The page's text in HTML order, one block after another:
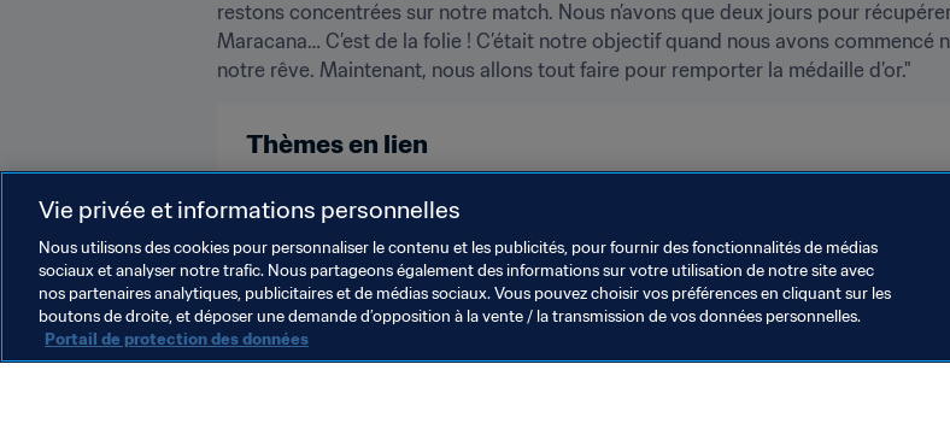
restons concentrées sur notre match. Nous n’avons que deux jours pour
Maracana… C’est de la folie ! C’était notre objectif quand nous avons
notre rêve. Maintenant, nous allons tout faire pour remporter la médaille d’or."
Thèmes en lien
Compétitions FIFA Compétitions FIFA
Vie privée et informations personnelles
Nous utilisons des cookies pour personnaliser le contenu et les publicités, pour fournir des fonctionnalités de médias
sociaux et analyser notre trafic. Nous partageons également des informations sur votre utilisation de notre site avec
nos partenaires analytiques, publicitaires et de médias sociaux. Vous pouvez choisir vos préférences en cliquant sur les
boutons de droite, et déposer une demande d’opposition à la vente / la transmission de vos données personnelles.
Portail de protection des données